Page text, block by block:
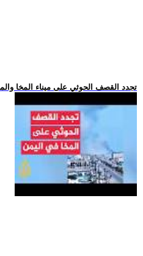
.. تجدد القصف الحوثي على ميناء المخا